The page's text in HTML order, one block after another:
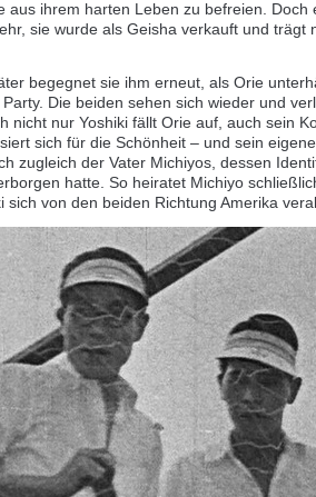
aus ihrem harten Leben zu befreien. Doch
sie wurde als Geisha verkauft und trägt
begegnet sie ihm erneut, als Orie
Die beiden sehen sich wieder und
nicht nur Yoshiki fällt Orie auf, auch sein
sich für die Schönheit – und sein
zugleich der Vater Michiyos, dessen
hatte. So heiratet Michiyo
sich von den beiden Richtung Amerika